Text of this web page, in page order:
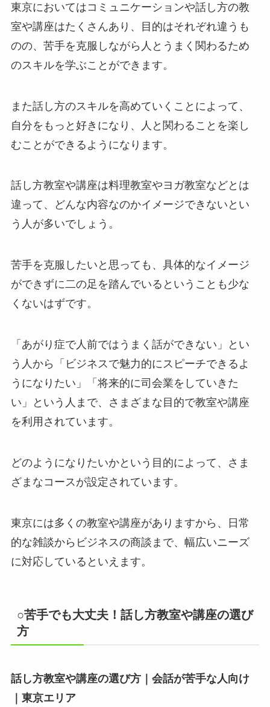
東京においてはコミュニケーションや話し方の教
室や講座はたくさんあり、目的はそれぞれ違うも
のの、苦手を克服しながら人とうまく関わるため
のスキルを学ぶことができます。
また話し方のスキルを高めていくことによって、
自分をもっと好きになり、人と関わることを楽し
むことができるようになります。
話し方教室や講座は料理教室やヨガ教室などとは
違って、どんな内容なのかイメージできないとい
う人が多いでしょう。
苦手を克服したいと思っても、具体的なイメージ
ができずに二の足を踏んでいるということも少な
くないはずです。
「あがり症で人前ではうまく話ができない」とい
う人から「ビジネスで魅力的にスピーチできるよ
うになりたい」「将来的に司会業をしていきた
い」という人まで、さまざまな目的で教室や講座
を利用されています。
どのようになりたいかという目的によって、さま
ざまなコースが設定されています。
東京には多くの教室や講座がありますから、日常
的な雑談からビジネスの商談まで、幅広いニーズ
に対応しているといえます。
○苦手でも大丈夫！話し方教室や講座の選び
方
話し方教室や講座の選び方｜会話が苦手な人向け
｜東京エリア